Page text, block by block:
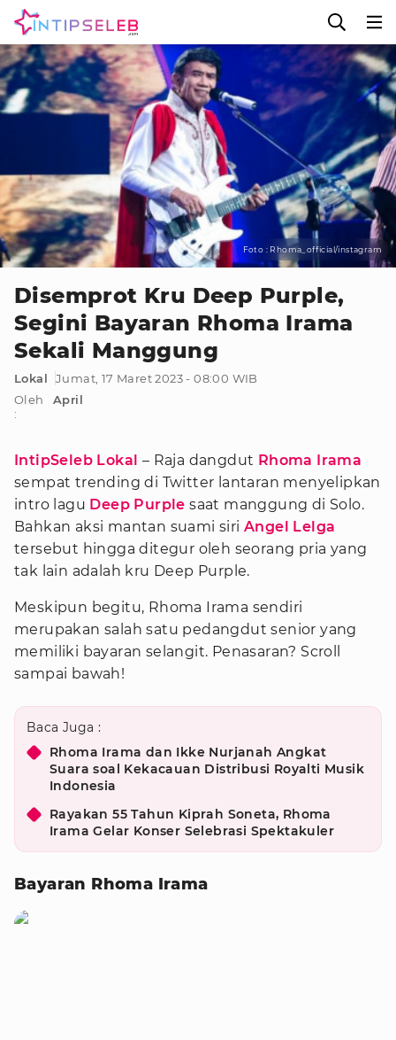
Foto : Rhoma_official/instagram
Disemprot Kru Deep Purple,
Segini Bayaran Rhoma Irama
Sekali Manggung
Lokal
Jumat, 17 Maret 2023 - 08:00 WIB
Oleh
:
April
IntipSeleb Lokal – Raja dangdut Rhoma Irama
sempat trending di Twitter lantaran menyelipkan
intro lagu Deep Purple saat manggung di Solo.
Bahkan aksi mantan suami siri Angel Lelga
tersebut hingga ditegur oleh seorang pria yang
tak lain adalah kru Deep Purple.
Meskipun begitu, Rhoma Irama sendiri
merupakan salah satu pedangdut senior yang
memiliki bayaran selangit. Penasaran? Scroll
sampai bawah!
Baca Juga :
Rhoma Irama dan Ikke Nurjanah Angkat
Suara soal Kekacauan Distribusi Royalti Musik
Indonesia
Rayakan 55 Tahun Kiprah Soneta, Rhoma
Irama Gelar Konser Selebrasi Spektakuler
Bayaran Rhoma Irama